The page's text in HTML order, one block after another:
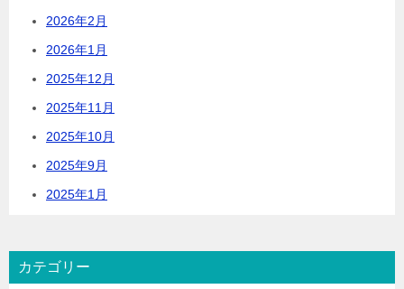
2026年2月
2026年1月
2025年12月
2025年11月
2025年10月
2025年9月
2025年1月
カテゴリー